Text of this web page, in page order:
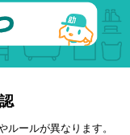
ルールが異なります。